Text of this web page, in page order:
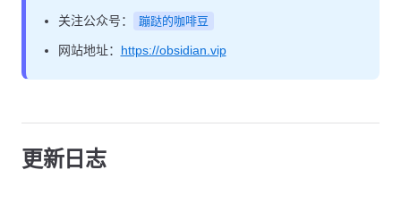
关注公众号：
蹦跶的咖啡豆
网站地址： https://obsidian.vip
更新日志